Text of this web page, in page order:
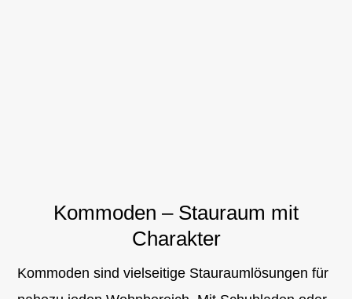
Kommoden – Stauraum mit
Charakter
Kommoden sind vielseitige Stauraumlösungen für